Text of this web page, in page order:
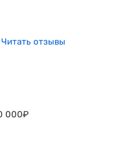
Читать отзывы
000₽